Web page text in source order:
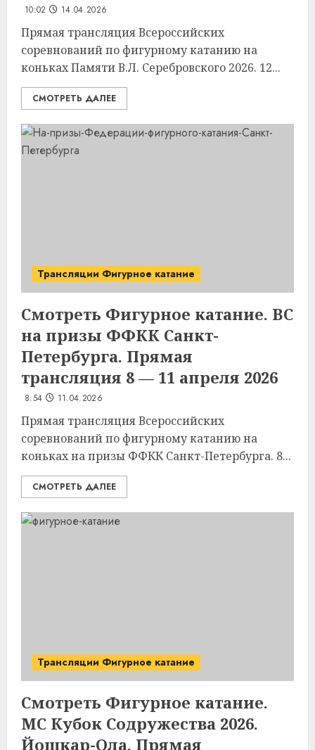
10:02 14.04.2026
Прямая трансляция Всероссийских
соревнований по фигурному катанию на
коньках Памяти В.Л. Серебровского 2026. 12...
СМОТРЕТЬ ДАЛЕЕ
Трансляции Фигурное катание
Смотреть Фигурное катание. ВС
на призы ФФКК Санкт-
Петербурга. Прямая
трансляция 8 — 11 апреля 2026
8:54 11.04.2026
Прямая трансляция Всероссийских
соревнований по фигурному катанию на
коньках на призы ФФКК Санкт-Петербурга. 8...
СМОТРЕТЬ ДАЛЕЕ
Трансляции Фигурное катание
Смотреть Фигурное катание.
МС Кубок Содружества 2026.
Йошкар-Ола. Прямая